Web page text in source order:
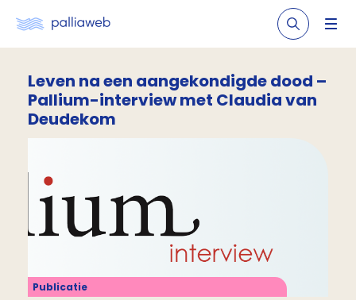
Leven na een aangekondigde dood –
Pallium-interview met Claudia van
Deudekom
Publicatie